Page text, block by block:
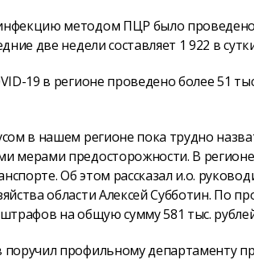
методом ПЦР было проведено
две недели составляет 1 922 в
19 в регионе проведено более 51
в нашем регионе пока трудно
мерами предосторожности. В
Об этом рассказал и.о.
области Алексей Субботин. По
на общую сумму 581 тыс.
поручил профильному департаменту